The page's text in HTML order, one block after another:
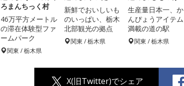
ろまんちっく村
46万平方メートル
の滞在体験型ファ
ームパーク
関東 / 栃木県
新鮮でおいしいも
のいっぱい、栃木
北部観光の拠点
関東 / 栃木県
生産量日本一、か
んぴょうアイテム
満載の道の駅
関東 / 栃木県
X(旧Twitter)でシェア